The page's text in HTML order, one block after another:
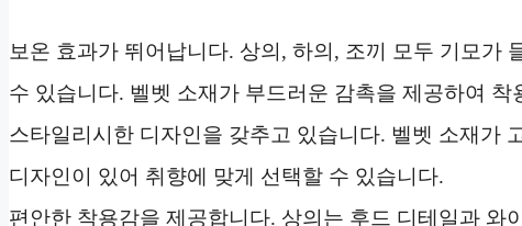
보온 효과가 뛰어납니다. 상의, 하의, 조끼 모두 기모가
수 있습니다. 벨벳 소재가 부드러운 감촉을 제공하여 착
스타일리시한 디자인을 갖추고 있습니다. 벨벳 소재가
디자인이 있어 취향에 맞게 선택할 수 있습니다.
편안한 착용감을 제공합니다. 상의는 후드 디테일과 와